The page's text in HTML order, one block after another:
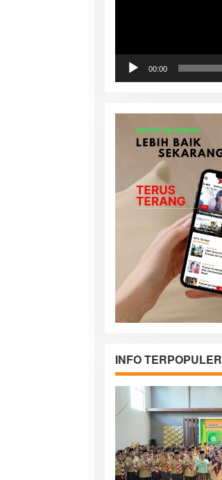
00:00
INFO TERPOPULER